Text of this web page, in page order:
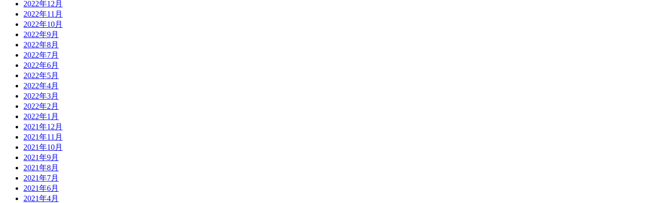
2022年12月
2022年11月
2022年10月
2022年9月
2022年8月
2022年7月
2022年6月
2022年5月
2022年4月
2022年3月
2022年2月
2022年1月
2021年12月
2021年11月
2021年10月
2021年9月
2021年8月
2021年7月
2021年6月
2021年4月